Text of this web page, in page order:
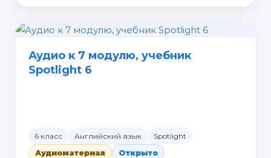
Аудио к 7 модулю, учебник
Spotlight 6
6 класс Английский язык
Spotlight
Аудиоматериал
Открыто